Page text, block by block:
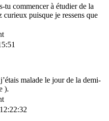
tu commencer à étudier de la
curieux puisque je ressens que
malade le jour de la demi-
).